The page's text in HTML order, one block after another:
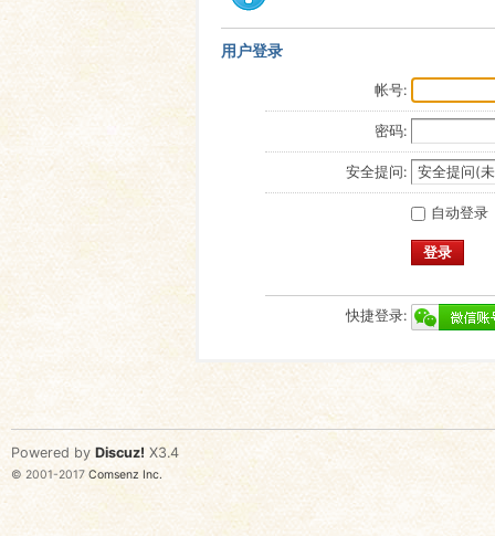
用户登录
帐号:
密码:
安全提问:
自动登录
登录
快捷登录:
Powered by Discuz! X3.4
© 2001-2017 Comsenz Inc.